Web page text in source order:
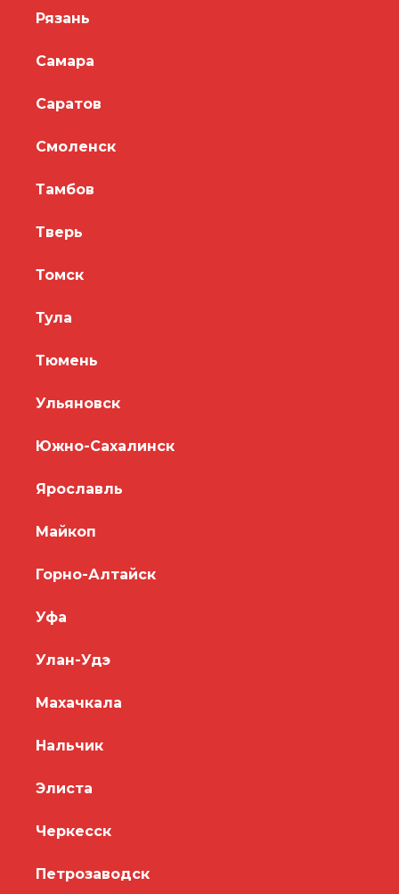
Рязань
Самара
Саратов
Смоленск
Тамбов
Тверь
Томск
Тула
Тюмень
Ульяновск
Южно-Сахалинск
Ярославль
Майкоп
Горно-Алтайск
Уфа
Улан-Удэ
Махачкала
Нальчик
Элиста
Черкесск
Петрозаводск